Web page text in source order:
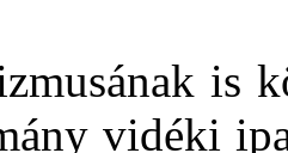
is
vidéki